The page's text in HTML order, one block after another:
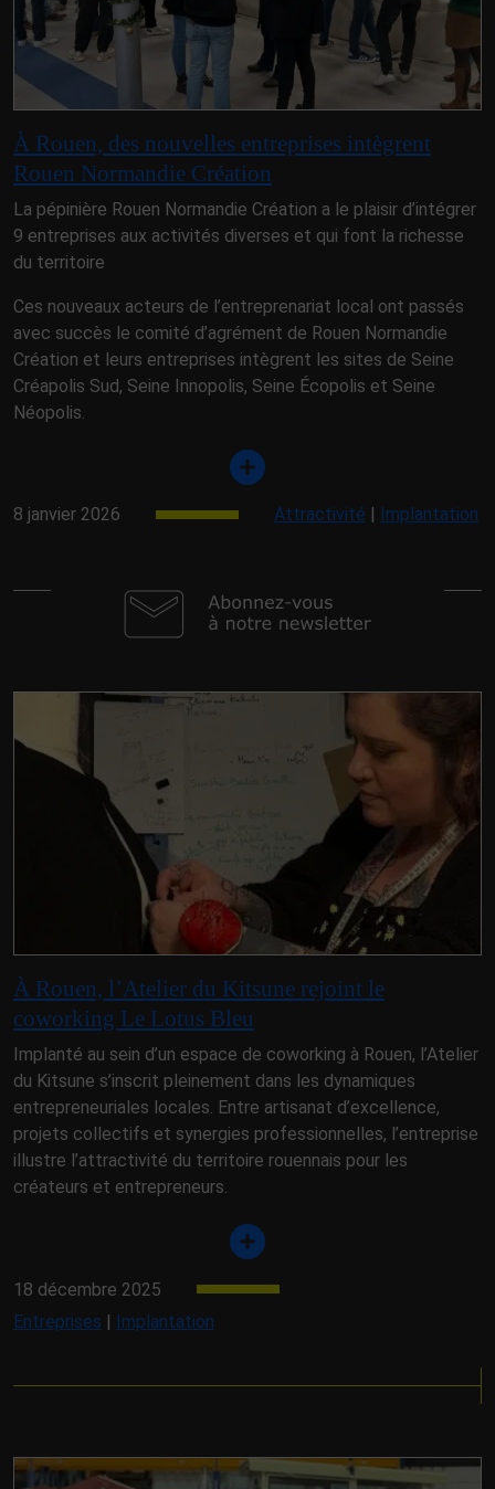
À Rouen, des nouvelles entreprises intègrent
Rouen Normandie Création
La pépinière Rouen Normandie Création a le plaisir d’intégrer
9 entreprises aux activités diverses et qui font la richesse
du territoire
Ces nouveaux acteurs de l’entreprenariat local ont passés
avec succès le comité d’agrément de Rouen Normandie
Création et leurs entreprises intègrent les sites de Seine
Créapolis Sud, Seine Innopolis, Seine Écopolis et Seine
Néopolis.
8 janvier 2026 Attractivité Implantation
À Rouen, l’Atelier du Kitsune rejoint le
coworking Le Lotus Bleu
Implanté au sein d’un espace de coworking à Rouen, l’Atelier
du Kitsune s’inscrit pleinement dans les dynamiques
entrepreneuriales locales. Entre artisanat d’excellence,
projets collectifs et synergies professionnelles, l’entreprise
illustre l’attractivité du territoire rouennais pour les
créateurs et entrepreneurs.
18 décembre 2025
Entreprises
Implantation